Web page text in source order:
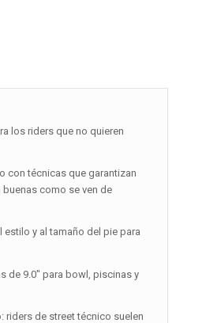
los riders que no quieren
con técnicas que garantizan
como se ven de
estilo y al tamaño del pie para
de 9.0″ para bowl, piscinas y
riders de street técnico suelen